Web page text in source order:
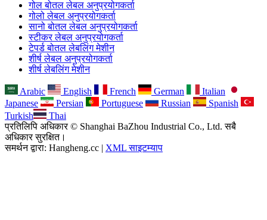
गोल बोतल लेबल अनुप्रयोगकर्ता
गोलो लेबल अनुप्रयोगकर्ता
सानो बोतल लेबल अनुप्रयोगकर्ता
स्टीकर लेबल अनुप्रयोगकर्ता
टेपर्ड बोतल लेबलिंग मेशीन
शीर्ष लेबल अनुप्रयोगकर्ता
शीर्ष लेबलिंग मेशीन
Arabic English French German
Italian
Japanese
Persian Portuguese Russian
Spanish
Turkish
Thai
प्रतिलिपि अधिकार © Shanghai BaZhou Industrial Co., Ltd. सबै
अधिकार सुरक्षित।
समर्थन द्वारा: Hangheng.cc | XML साइटम्याप